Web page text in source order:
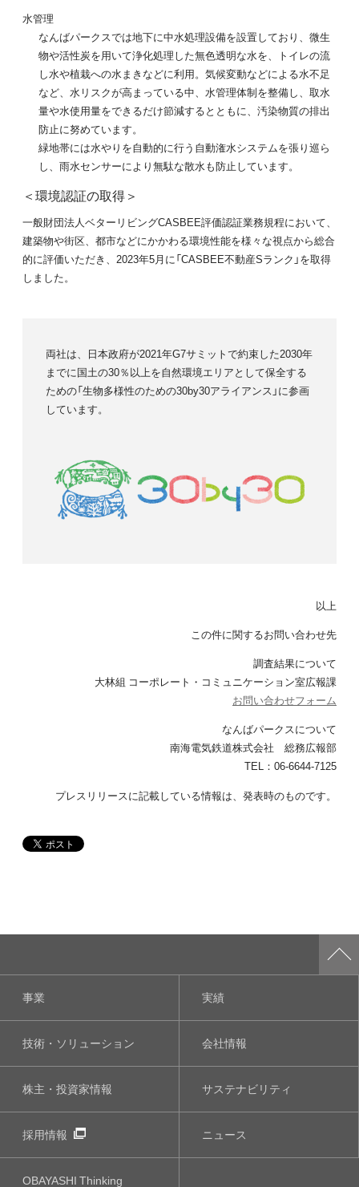
水管理
なんばパークスでは地下に中水処理設備を設置しており、微生
物や活性炭を用いて浄化処理した無色透明な水を、トイレの流
し水や植栽への水まきなどに利用。気候変動などによる水不足
など、水リスクが高まっている中、水管理体制を整備し、取水
量や水使用量をできるだけ節減するとともに、汚染物質の排出
防止に努めています。
緑地帯には水やりを自動的に行う自動潅水システムを張り巡ら
し、雨水センサーにより無駄な散水も防止しています。
＜環境認証の取得＞
一般財団法人ベターリビングCASBEE評価認証業務規程において、
建築物や街区、都市などにかかわる環境性能を様々な視点から総合
的に評価いただき、2023年5月に「CASBEE不動産Sランク」を取得
しました。
両社は、日本政府が2021年G7サミットで約束した2030年
までに国土の30％以上を自然環境エリアとして保全する
ための「生物多様性のための30by30アライアンス」に参画
しています。
以上
この件に関するお問い合わせ先
調査結果について
大林組 コーポレート・コミュニケーション室広報課
お問い合わせフォーム
なんばパークスについて
南海電気鉄道株式会社 総務広報部
TEL：06-6644-7125
プレスリリースに記載している情報は、発表時のものです。
事業 実績
技術・ソリューション 会社情報
株主・投資家情報 サステナビリティ
採用情報 ニュース
OBAYASHIThinking